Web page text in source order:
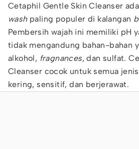
Cetaphil Gentle Skin Cleanser
washpaling populer di kalangan
Pembersih wajah ini memiliki pH
tidak mengandung bahan-bahan
alkohol, fragnances, dan sulfat.
Cleanser cocok untuk semua
kering, sensitif, dan berjerawat.